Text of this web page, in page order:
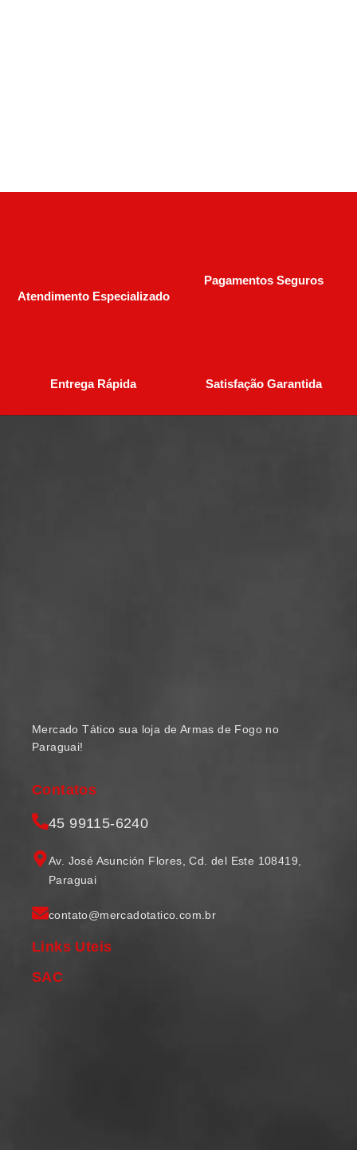
Atendimento Especializado
Pagamentos Seguros
Entrega Rápida Satisfação Garantida
Mercado Tático sua loja de Armas de Fogo no
Paraguai!
Contatos
45 99115-6240
Av. José Asunción Flores, Cd. del Este 108419,
Paraguai
contato@mercadotatico.com.br
Links Uteis
SAC